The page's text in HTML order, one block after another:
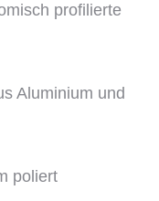
profilierte
Aluminium und
poliert